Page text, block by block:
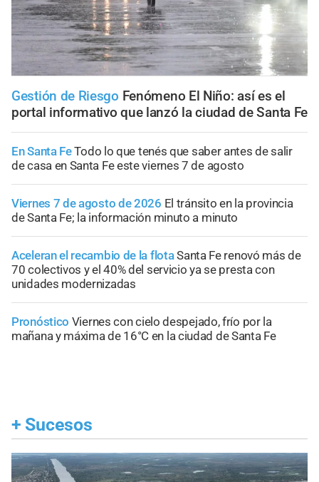
Gestión de Riesgo Fenómeno El Niño: así es el
portal informativo que lanzó la ciudad de Santa Fe
En Santa FeTodo lo que tenés que saber antes de salir
de casa en Santa Fe este viernes 7 de agosto
Viernes 7 de agosto de 2026 El tránsito en la provincia
de Santa Fe; la información minuto a minuto
Aceleran el recambio de la flotaSanta Fe renovó más de
70 colectivos y el 40% del servicio ya se presta con
unidades modernizadas
Pronóstico Viernes con cielo despejado, frío por la
mañana y máxima de 16°C en la ciudad de Santa Fe
+ Sucesos